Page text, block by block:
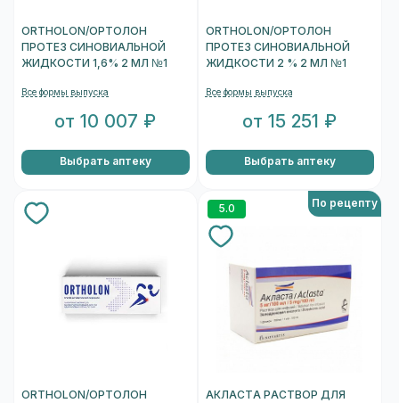
ORTHOLON/ОРТОЛОН
ПРОТЕЗ СИНОВИАЛЬНОЙ
ЖИДКОСТИ 1,6% 2 МЛ №1
Все формы выпуска
от 10 007 ₽
Выбрать аптеку
ORTHOLON/ОРТОЛОН
ПРОТЕЗ СИНОВИАЛЬНОЙ
ЖИДКОСТИ 2 % 2 МЛ №1
Все формы выпуска
от 15 251 ₽
Выбрать аптеку
ORTHOLON/ОРТОЛОН
5.0 По рецепту
АКЛАСТА РАСТВОР ДЛЯ